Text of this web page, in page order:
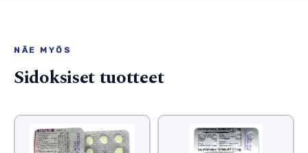
NÄE MYÖS
Sidoksiset tuotteet